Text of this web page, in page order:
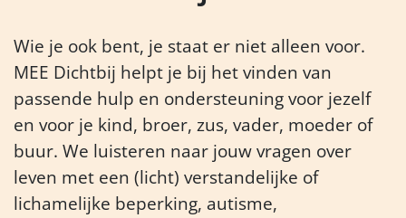
Wie je ook bent, je staat er niet alleen voor.
MEE Dichtbij helpt je bij het vinden van
passende hulp en ondersteuning voor jezelf
en voor je kind, broer, zus, vader, moeder of
buur. We luisteren naar jouw vragen over
leven met een (licht) verstandelijke of
lichamelijke beperking, autisme,